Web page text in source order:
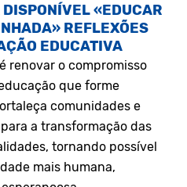
«EDUCAR
REFLEXÕES
EDUCATIVA
renovar o compromisso
que forme
comunidades e
a transformação das
tornando possível
mais humana,